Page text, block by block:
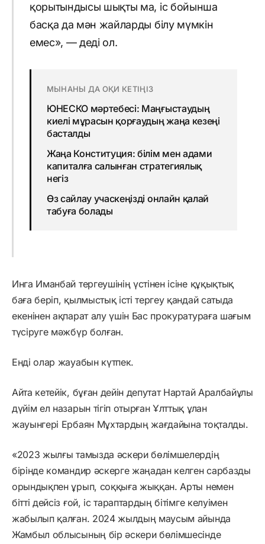
қорытындысы шықты ма, іс бойынша
басқа да мән жайларды білу мүмкін
емес», — деді ол.
МЫНАНЫ ДА ОҚИ КЕТІҢІЗ
ЮНЕСКО мәртебесі: Маңғыстаудың
киелі мұрасын қорғаудың жаңа кезеңі
басталды
Жаңа Конституция: білім мен адами
капиталға салынған стратегиялық
негіз
Өз сайлау учаскеңізді онлайн қалай
табуға болады
Инга Иманбай тергеушінің үстінен ісіне құқықтық
баға беріп, қылмыстық істі тергеу қандай сатыда
екенінен ақпарат алу үшін Бас прокуратураға шағым
түсіруге мәжбүр болған.
Енді олар жауабын күтпек.
Айта кетейік, бұған дейін депутат Нартай Аралбайұлы
дүйім ел назарын тігіп отырған Ұлттық ұлан
жауынгері Ербаян Мұхтардың жағдайына тоқталды.
«2023 жылғы тамызда әскери бөлімшелердің
бірінде командир әскерге жаңадан келген сарбазды
орындықпен ұрып, соққыға жыққан. Арты немен
бітті дейсіз ғой, іс тараптардың бітімге келуімен
жабылып қалған. 2024 жылдың маусым айында
Жамбыл облысының бір әскери бөлімшесінде